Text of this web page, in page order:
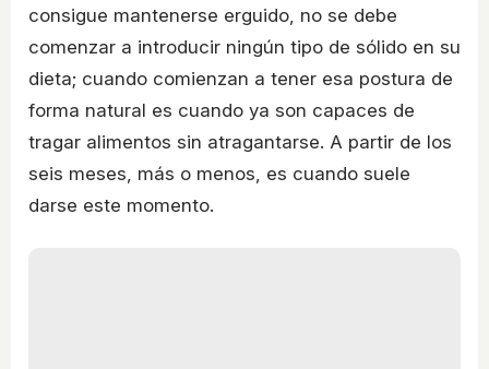
consigue mantenerse erguido, no se debe
comenzar a introducir ningún tipo de sólido en su
dieta; cuando comienzan a tener esa postura de
forma natural es cuando ya son capaces de
tragar alimentos sin atragantarse. A partir de los
seis meses, más o menos, es cuando suele
darse este momento.